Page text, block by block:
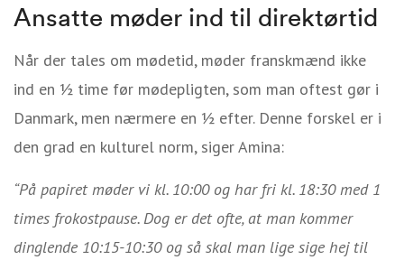
Ansatte møder ind til direktørtid
Når der tales om mødetid, møder franskmænd ikke
ind en ½ time før mødepligten, som man oftest gør i
Danmark, men nærmere en ½ efter. Denne forskel er i
den grad en kulturel norm, siger Amina:
“På papiret møder vi kl. 10:00 og har fri kl. 18:30 med 1
times frokostpause. Dog er det ofte, at man kommer
dinglende 10:15-10:30 og så skal man lige sige hej til